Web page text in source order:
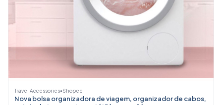
Travel Accessories•Shopee
Nova bolsa organizadora de viagem, organizador de cabos,